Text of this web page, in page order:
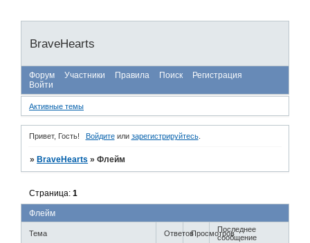
BraveHearts
Форум Участники Правила Поиск
Регистрация
Войти
Активные темы
Привет, Гость! Войдитеили зарегистрируйтесь.
» BraveHearts »Флейм
Флейм
Страница:1
Тема ОтветовПросмотровПоследнее
сообщение